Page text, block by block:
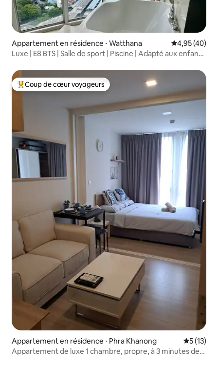
Appartement en résidence ⋅ Watthana Évaluation
4,95 (40)
Luxe | E8 BTS | Salle de sport | Piscine | Adapté aux enfants
salles de bains | Vue sur la rivière
Coups de cœur voyageurs les plus appréciés
Coup de cœur voyageurs
Appartement en résidence ⋅ Phra Khanong
5 (13)
Appartement de luxe 1 chambre, propre, à 3 minutes de